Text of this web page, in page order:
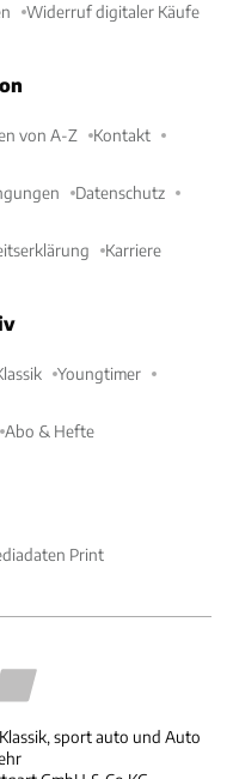
Widerruf digitaler Käufe
von A-Z Kontakt
Datenschutz
Karriere
Youngtimer
Abo & Hefte
Print
sport auto und Auto